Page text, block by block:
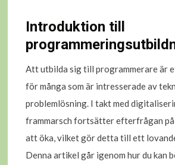
Introduktion till
Att utbilda sig till programmerare är
för många som är intresserade av
problemlösning. I takt med
frammarsch fortsätter efterfrågan
att öka, vilket gör detta till ett
Denna artikel går igenom hur du kan